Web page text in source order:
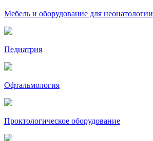
Мебель и оборудование для неонатологии
Педиатрия
Офтальмология
Проктологическое оборудование